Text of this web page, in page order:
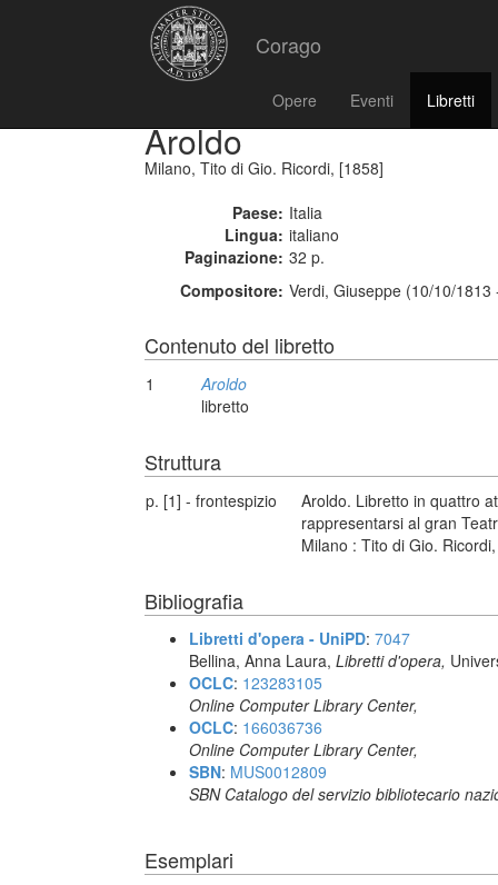
Corago
Opere Eventi Libretti
Aroldo
Milano, Tito di Gio. Ricordi, [1858]
Paese: Italia
Lingua: italiano
Paginazione: 32 p.
Compositore: Verdi, Giuseppe (10/10/
Contenuto del libretto
1
Aroldo
libretto
Struttura
p. [1] - frontespizio
Aroldo. Libretto in quattro
rappresentarsi al gran
Milano : Tito di Gio.
Bibliografia
Libretti d'opera - UniPD: 7047
Bellina, Anna Laura, Libretti d'opera,
OCLC: 123283105
Online Computer Library Center,
OCLC: 166036736
Online Computer Library Center,
SBN: MUS0012809
SBN Catalogo del servizio bibliotecario
Esemplari